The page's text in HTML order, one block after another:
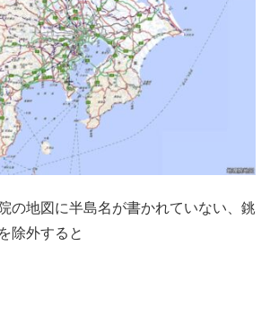
の地図に半島名が書かれていない、銚
除外すると